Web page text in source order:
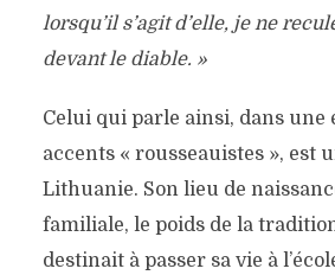
lorsqu’il s’agit d’elle, je ne
devant le diable. »
Celui qui parle ainsi, dans une
accents « rousseauistes », est
Lithuanie. Son lieu de
familiale, le poids de la
destinait à passer sa vie à